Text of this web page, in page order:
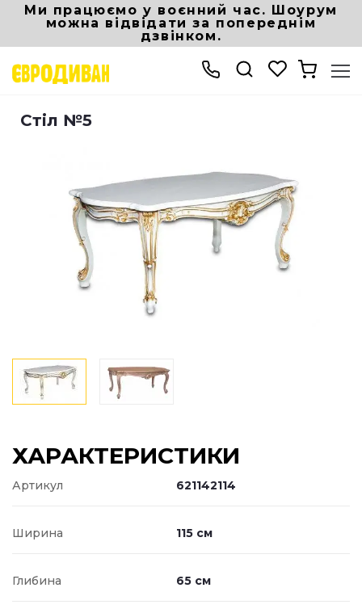
Ми працюємо у воєнний час. Шоурум
можна відвідати за попереднім
дзвінком.
Інтернет магазин Eurodivan
Стіл №5
ХАРАКТЕРИСТИКИ
Артикул 621142114
Ширина 115 см
Глибина 65 см